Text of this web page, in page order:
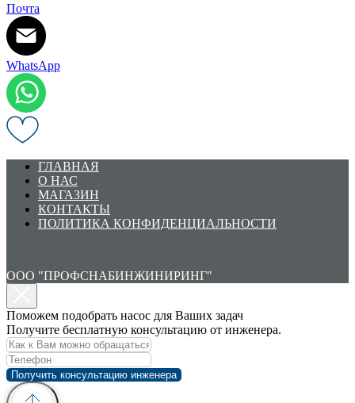
Почта
WhatsApp
ГЛАВНАЯ
О НАС
МАГАЗИН
КОНТАКТЫ
ПОЛИТИКА КОНФИДЕНЦИАЛЬНОСТИ
ООО "ПРОФСНАБИНЖИНИРИНГ"
Поможем подобрать насос для Ваших задач
Получите бесплатную консультацию от инженера.
Получить консультацию инженера